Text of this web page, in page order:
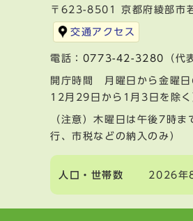
〒623-8501 京都府綾部市
交通アクセス
電話： 0773-42-3280 （
開庁時間 月曜日から金曜
12月29日から1月3日を除く
（注意）木曜日は午後7時
行、市税などの納入のみ）
人口・世帯数 2026年